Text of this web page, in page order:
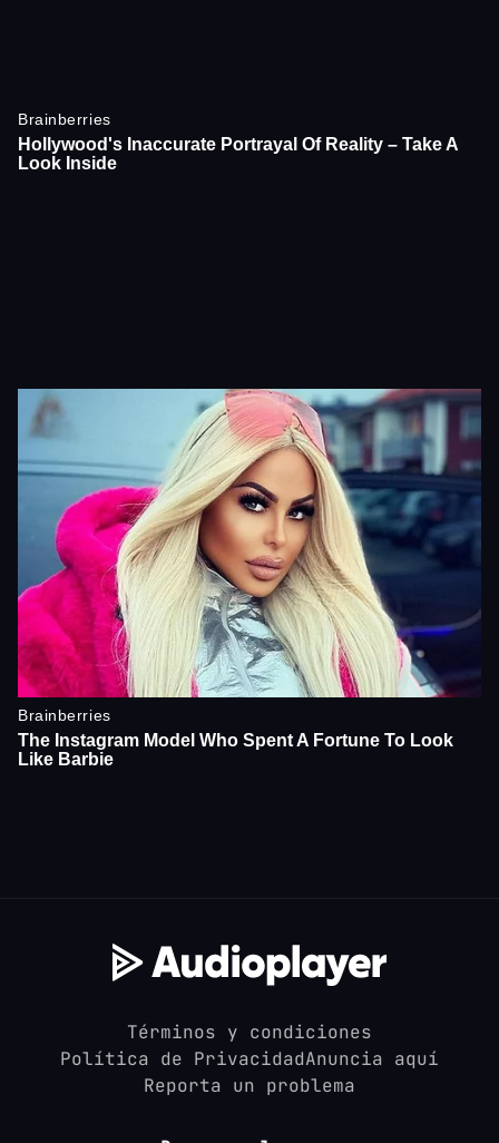
Términos y condiciones
Política de PrivacidadAnuncia aquí
Reporta un problema